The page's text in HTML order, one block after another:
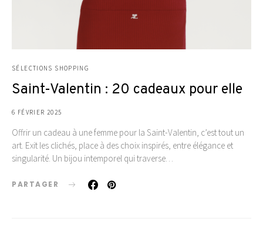
SÉLECTIONS SHOPPING
Saint-Valentin : 20 cadeaux pour elle
6 FÉVRIER 2025
Offrir un cadeau à une femme pour la Saint-Valentin, c’est tout un
art. Exit les clichés, place à des choix inspirés, entre élégance et
singularité. Un bijou intemporel qui traverse…
PARTAGER